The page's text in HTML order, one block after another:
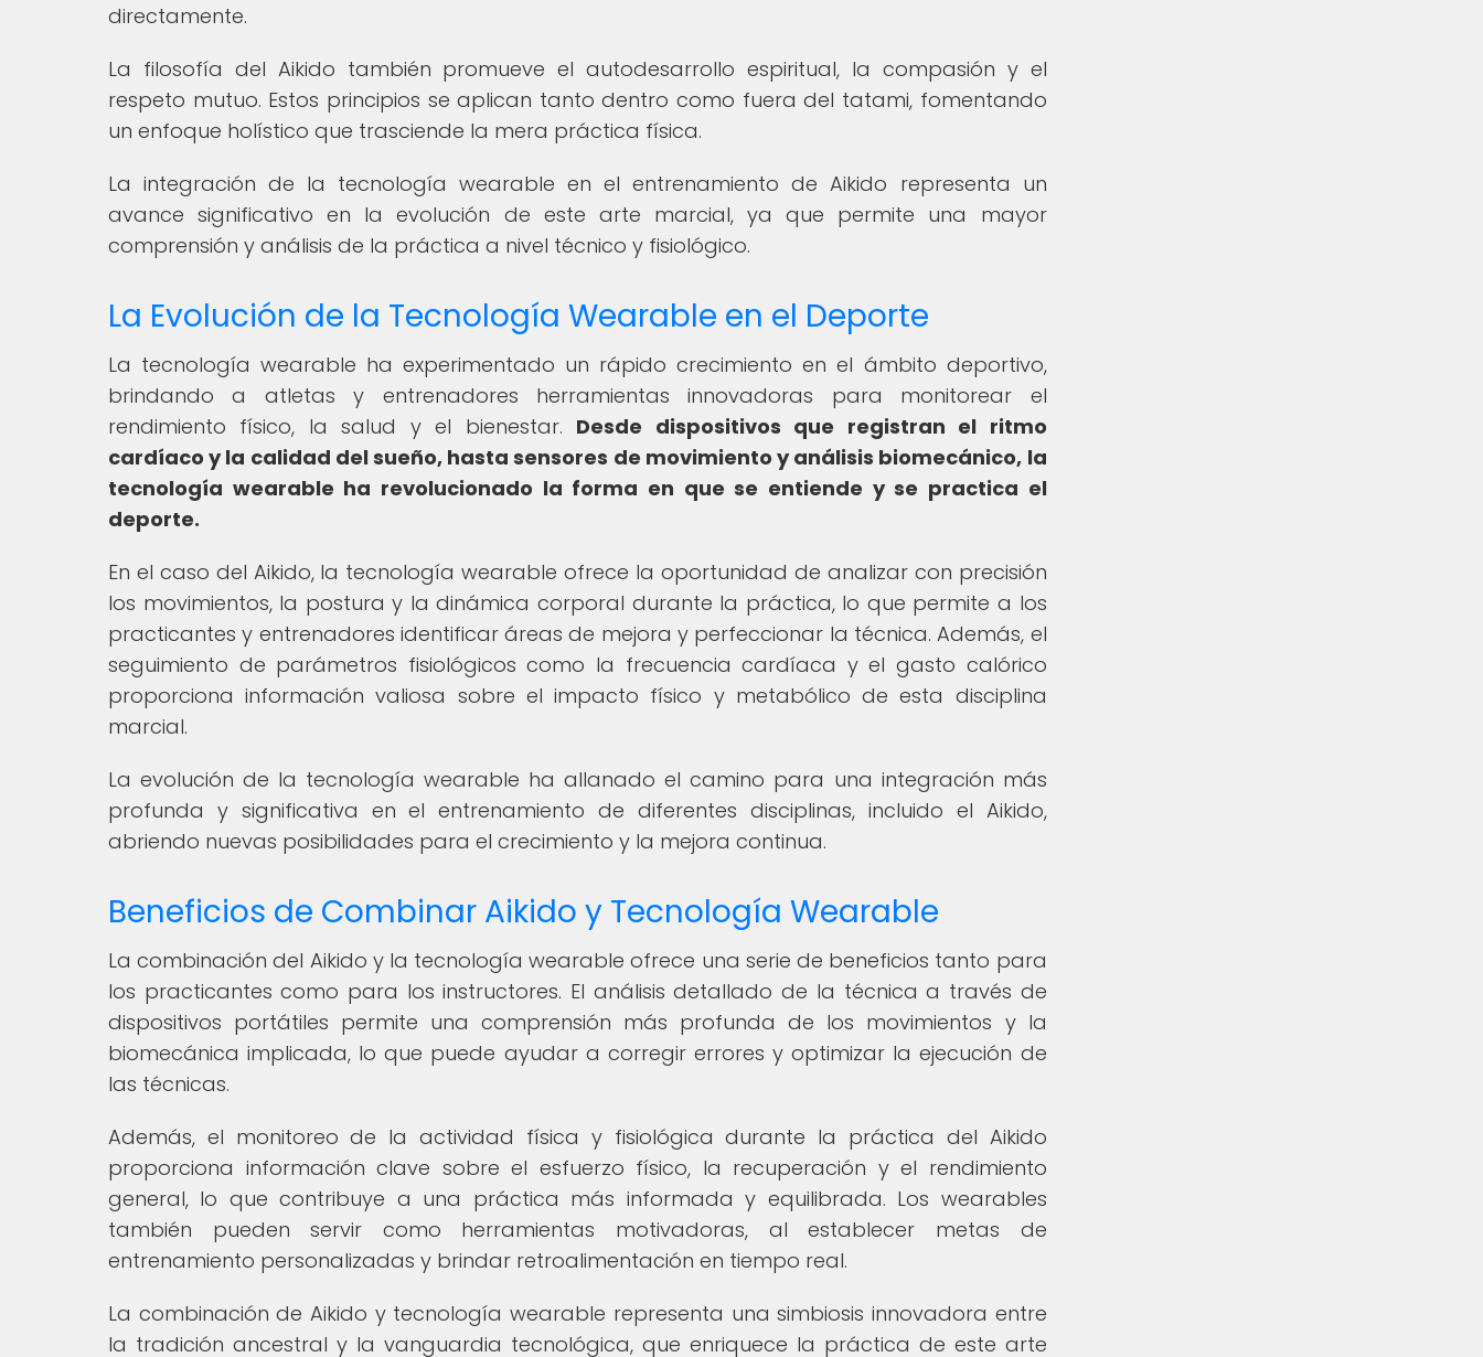
directamente.
La filosofía del Aikido también promueve el autodesarrollo espiritual, la compasión y el
respeto mutuo. Estos principios se aplican tanto dentro como fuera del tatami, fomentando
un enfoque holístico que trasciende la mera práctica física.
La integración de la tecnología wearable en el entrenamiento de Aikido representa un
avance significativo en la evolución de este arte marcial, ya que permite una mayor
comprensión y análisis de la práctica a nivel técnico y fisiológico.
La Evolución de la Tecnología Wearable en el Deporte
La tecnología wearable ha experimentado un rápido crecimiento en el ámbito deportivo,
brindando a atletas y entrenadores herramientas innovadoras para monitorear el
rendimiento físico, la salud y el bienestar. Desde dispositivos que registran el ritmo
cardíaco y la calidad del sueño, hasta sensores de movimiento y análisis biomecánico, la
tecnología wearable ha revolucionado la forma en que se entiende y se practica el
deporte.
En el caso del Aikido, la tecnología wearable ofrece la oportunidad de analizar con precisión
los movimientos, la postura y la dinámica corporal durante la práctica, lo que permite a los
practicantes y entrenadores identificar áreas de mejora y perfeccionar la técnica. Además, el
seguimiento de parámetros fisiológicos como la frecuencia cardíaca y el gasto calórico
proporciona información valiosa sobre el impacto físico y metabólico de esta disciplina
marcial.
La evolución de la tecnología wearable ha allanado el camino para una integración más
profunda y significativa en el entrenamiento de diferentes disciplinas, incluido el Aikido,
abriendo nuevas posibilidades para el crecimiento y la mejora continua.
Beneficios de Combinar Aikido y Tecnología Wearable
La combinación del Aikido y la tecnología wearable ofrece una serie de beneficios tanto para
los practicantes como para los instructores. El análisis detallado de la técnica a través de
dispositivos portátiles permite una comprensión más profunda de los movimientos y la
biomecánica implicada, lo que puede ayudar a corregir errores y optimizar la ejecución de
las técnicas.
Además, el monitoreo de la actividad física y fisiológica durante la práctica del Aikido
proporciona información clave sobre el esfuerzo físico, la recuperación y el rendimiento
general, lo que contribuye a una práctica más informada y equilibrada. Los wearables
también pueden servir como herramientas motivadoras, al establecer metas de
entrenamiento personalizadas y brindar retroalimentación en tiempo real.
La combinación de Aikido y tecnología wearable representa una simbiosis innovadora entre
la tradición ancestral y la vanguardia tecnológica, que enriquece la práctica de este arte